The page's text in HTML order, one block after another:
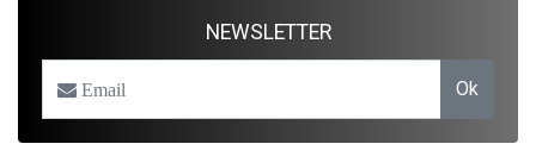
NEWSLETTER
Ok